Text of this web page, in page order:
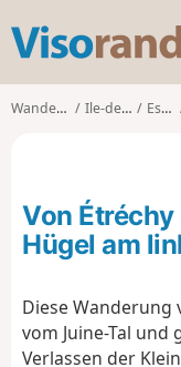
Wanderungen Ile-de-France Essonne
Von
Hügel am
Diese Wanderung
vom Juine-Tal und
Verlassen der